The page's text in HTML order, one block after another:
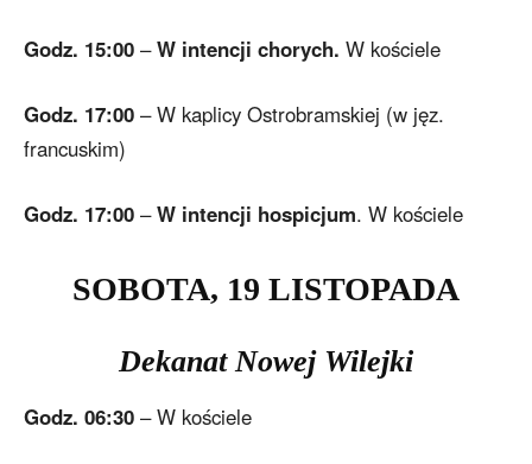
Godz. 15:00 –W intencji chorych. W kościele
Godz. 17:00 – W kaplicy Ostrobramskiej (w jęz.
francuskim)
Godz. 17:00 –W intencji hospicjum. W kościele
SOBOTA, 19 LISTOPADA
Dekanat Nowej Wilejki
Godz. 06:30 – W kościele